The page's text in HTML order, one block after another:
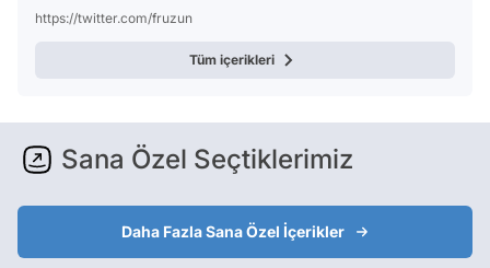
https://twitter.com/fruzun
Tüm içerikleri
Sana Özel Seçtiklerimiz
Daha Fazla Sana Özel İçerikler